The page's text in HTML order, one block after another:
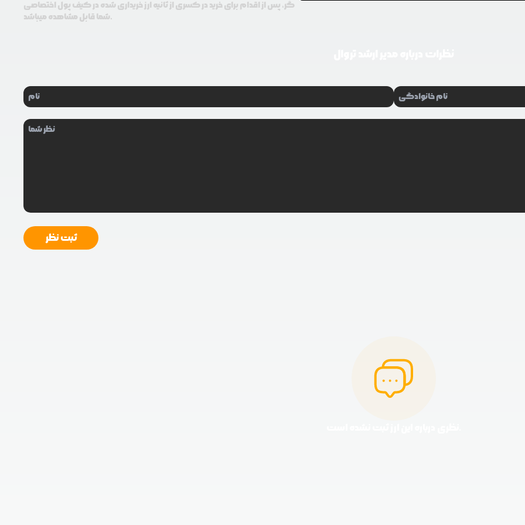
گر، پس از اقدام برای خرید در کسری از ثانیه ارز خریداری شده در کیف پول اختصاصی
شما قابل مشاهده میباشد.
ثبت نظر